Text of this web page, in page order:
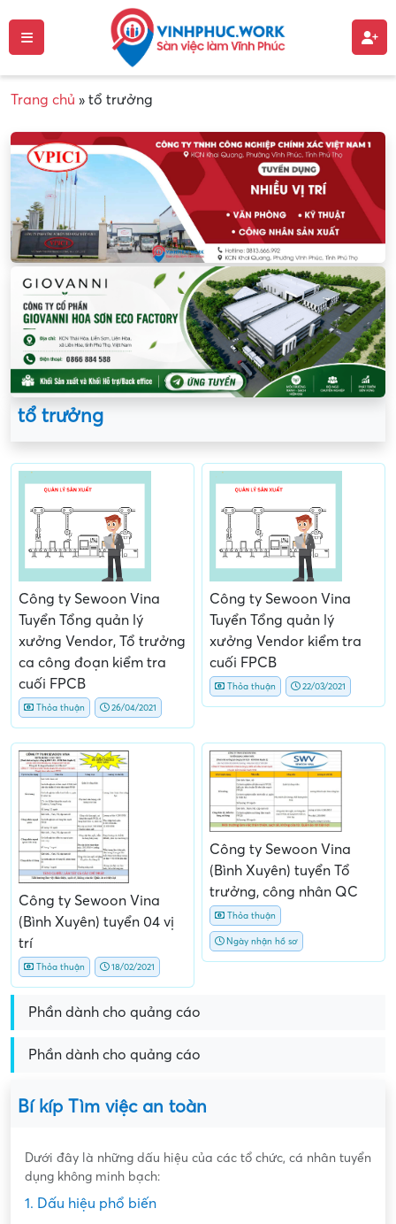
Trang chủ » tổ trưởng
tổ trưởng
Công ty Sewoon Vina
Tuyển Tổng quản lý
xưởng Vendor, Tổ trưởng
ca công đoạn kiểm tra
cuối FPCB
Thỏa thuận 26/04/2021
Công ty Sewoon Vina
Tuyển Tổng quản lý
xưởng Vendor kiểm tra
cuối FPCB
Thỏa thuận 22/03/2021
Công ty Sewoon Vina
(Bình Xuyên) tuyển 04 vị
trí
Thỏa thuận 18/02/2021
Công ty Sewoon Vina
(Bình Xuyên) tuyển Tổ
trưởng, công nhân QC
Thỏa thuận
Ngày nhận hồ sơ
Phần dành cho quảng cáo
Phần dành cho quảng cáo
Bí kíp Tìm việc an toàn
Dưới đây là những dấu hiệu của các tổ chức, cá nhân tuyển
dụng không minh bạch:
1. Dấu hiệu phổ biến